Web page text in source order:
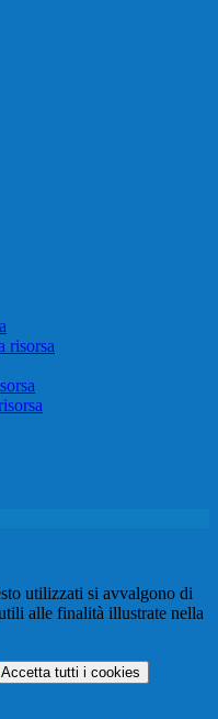
risorsa
utilizzati si avvalgono di
alle finalità illustrate nella
Accetta tutti i cookies